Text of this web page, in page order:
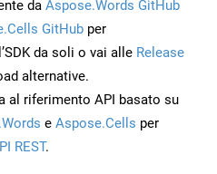
da Aspose.Words GitHub
GitHub per
da soli o vai alle Release
alternative.
al riferimento API basato su
e Aspose.Cells per
REST.